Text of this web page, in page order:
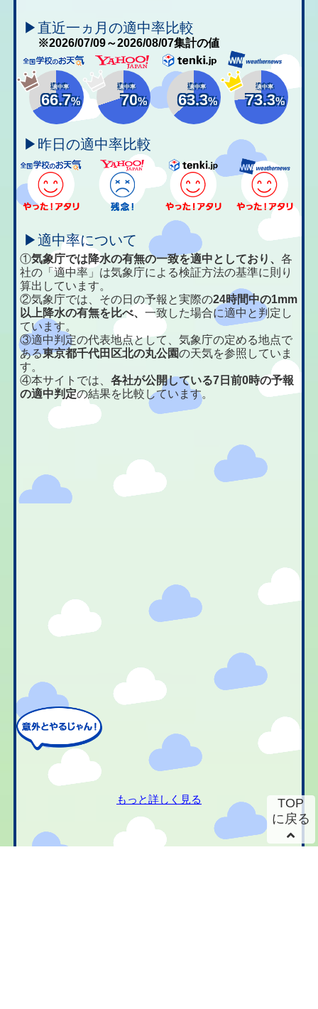
▶直近一ヵ月の適中率比較
※2026/07/09～2026/08/07集計の値
適中率
66.7%
適中率
70%
適中率
63.3%
適中率
73.3%
▶昨日の適中率比較
▶適中率について
①気象庁では降水の有無の一致を適中としており、各
社の「適中率」は気象庁による検証方法の基準に則り
算出しています。
②気象庁では、その日の予報と実際の24時間中の1mm
以上降水の有無を比べ、一致した場合に適中と判定し
ています。
③適中判定の代表地点として、気象庁の定める地点で
ある東京都千代田区北の丸公園の天気を参照していま
す。
④本サイトでは、各社が公開している7日前0時の予報
の適中判定の結果を比較しています。
もっと詳しく見る
TOP
に戻る